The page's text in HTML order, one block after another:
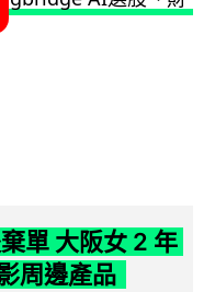
單 大阪女 2 年
周邊產品